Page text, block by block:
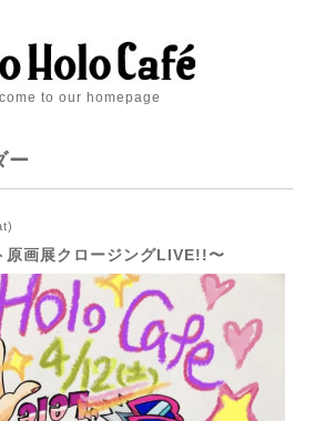
to our homepage
ー
画展クロージングLIVE!!〜